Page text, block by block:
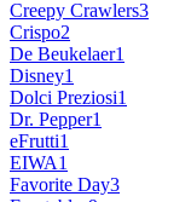
Creepy Crawlers3
Crispo2
De Beukelaer1
Disney1
Dolci Preziosi1
Dr. Pepper1
eFrutti1
EIWA1
Favorite Day3